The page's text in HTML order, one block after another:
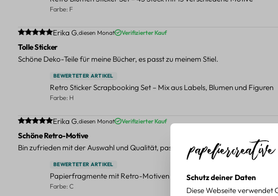
Farbe: F
Durchschnittliche Bewertung von 5 von 5 Sternen
Erika G.diesen Monat Verifizierter Kauf
Tolle Sticker
Schöne Deko-Teile für meine Bücher, es passt zu meinem Stiel.
BEWERTETER ARTIKEL
Retro Sticker Scrapbooking Set – Mix aus Labels, Blumen und Figuren
Farbe: H
Durchschnittliche Bewertung von 5 von 5 Sternen
Erika G.diesen Monat Verifizierter Kauf
Schöne Retro-Motive
Bin zufrieden mit der Auswahl und Qualität, passt gut zu meinen Projekten.
BEWERTETER ARTIKEL
Papierfragmente mit Retro-Motiven – 40-teiliges Set für kreative
Farbe: C
Schutz deiner Daten
Diese Webseite verwendet